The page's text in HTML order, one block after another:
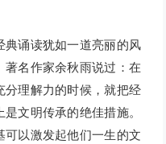
典诵读犹如一道亮丽的风
名作家余秋雨说过：在
分理解力的时候，就把经
文明传承的绝佳措施。
以激发起他们一生的文